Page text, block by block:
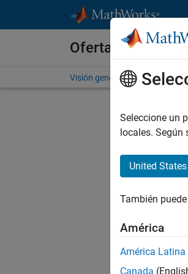
Ofertas de
Visión general Búsqueda de
Seleccione un
locales.
United States
También
América
América Latina
Canada